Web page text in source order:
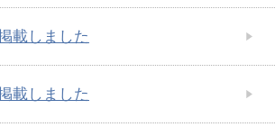
載しました
載しました